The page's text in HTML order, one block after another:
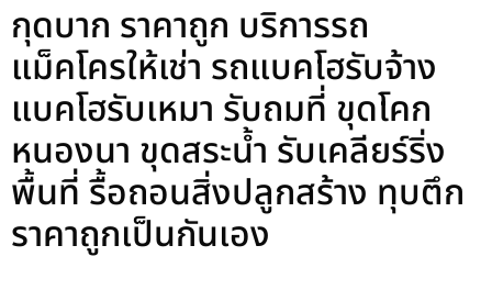
กุดบาก ราคาถูก บริการรถ
แม็คโครให้เช่า รถแบคโฮรับจ้าง
แบคโฮรับเหมา รับถมที่ ขุดโคก
หนองนา ขุดสระน้ำ รับเคลียร์ริ่ง
พื้นที่ รื้อถอนสิ่งปลูกสร้าง ทุบตึก
ราคาถูกเป็นกันเอง